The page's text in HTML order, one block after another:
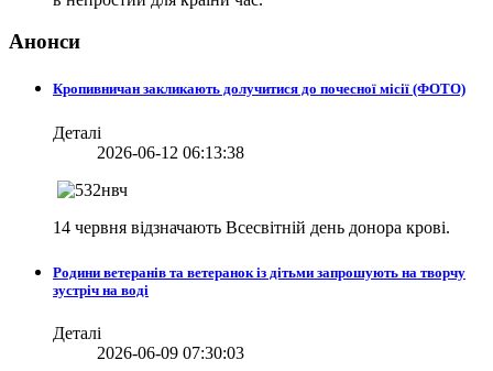
Анонси
Кропивничан закликають долучитися до почесної місії (ФОТО)
Деталі
2026-06-12 06:13:38
14 червня відзначають Всесвітній день донора крові.
Родини ветеранів та ветеранок із дітьми запрошують на творчу
зустріч на воді
Деталі
2026-06-09 07:30:03